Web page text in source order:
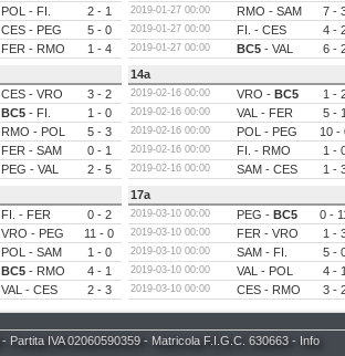
POL - FI. 2 - 1
CES - PEG 5 - 0
FER - RMO 1 - 4
2019-01-27 00:00 RMO - SAM 7 -
2019-01-27 00:00 FI. - CES 4 -
2019-01-27 00:00 BC5 - VAL
6 -
CES - VRO 3 - 2
BC5 - FI. 1 - 0
RMO - POL 5 - 3
FER - SAM 0 - 1
PEG - VAL 2 - 5
14a
2019-02-16 00:00 VRO - BC5 1 -
2019-02-16 00:00 VAL - FER 5 -
2019-02-16 00:00 POL - PEG 10 -
2019-02-16 00:00 FI. - RMO 1 -
2019-02-16 00:00 SAM - CES
1 -
FI. - FER 0 - 2
VRO - PEG 11 - 0
POL - SAM 1 - 0
BC5 - RMO 4 - 1
VAL - CES 2 - 3
17a
2019-03-10 00:00 PEG - BC5 0 -
2019-03-10 00:00 FER - VRO 1 -
2019-03-10 00:00 SAM - FI. 5 -
2019-03-10 00:00 VAL - POL 4 -
2019-03-10 00:00 CES - RMO 3 -
- Partita IVA 02060590359 - Matricola F.I.G.C. 630663 - Info